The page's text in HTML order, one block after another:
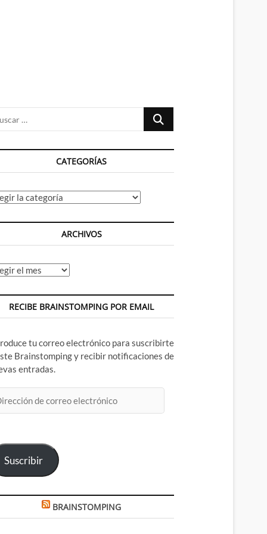
Buscar
CATEGORÍAS
ARCHIVOS
RECIBE BRAINSTOMPING POR EMAIL
tu correo electrónico para suscribirte
Brainstomping y recibir notificaciones de
entradas.
Suscribir
BRAINSTOMPING